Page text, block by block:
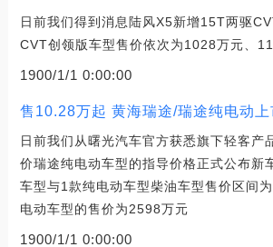
日前我们得到消息陆风X5新增15T两驱
CVT创领版车型售价依次为1028万元、
1900/1/1 0:00:00
售10.28万起 黄海瑞途/瑞途纯电动上
日前我们从曙光汽车官方获悉旗下轻客产
价瑞途纯电动车型的指导价格正式公布新
车型与1款纯电动车型柴油车型售价区间
电动车型的售价为2598万元
1900/1/1 0:00:00